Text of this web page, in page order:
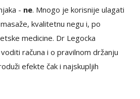
- ne. Mnogo je korisnije ulagati
kvalitetnu negu i, po
medicine. Dr Legocka
računa i o pravilnom držanju
efekte čak i najskupljih